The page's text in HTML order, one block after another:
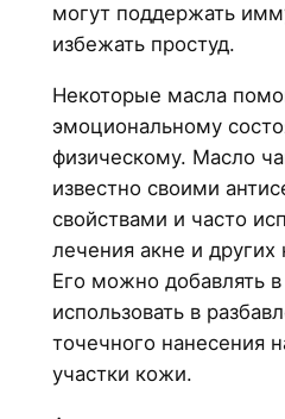
могут поддержать
избежать простуд.
Некоторые масла
эмоциональному
физическому. Масло
известно своими
свойствами и часто
лечения акне и
Его можно добавлять
использовать в
точечного нанесения
участки кожи.